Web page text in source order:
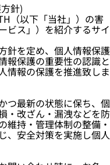
針)
（以下「当社」）の害
ビス」）を紹介するサイ
針を定め、個人情報保護
報保護の重要性の認識と
情報の保護を推進致しま
つ最新の状態に保ち、個
・改ざん・漏洩などを防
維持・管理体制の整備・
、安全対策を実施し個人